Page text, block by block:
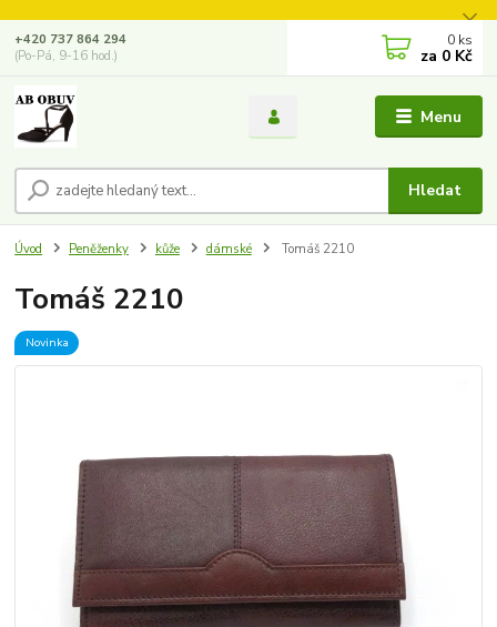
Menu
Hledat
+420 737 864 294
(Po-Pá, 9-16 hod.)
0 ks
za 0 Kč
Úvod Peněženky kůže dámské Tomáš 2210
Tomáš 2210
Novinka